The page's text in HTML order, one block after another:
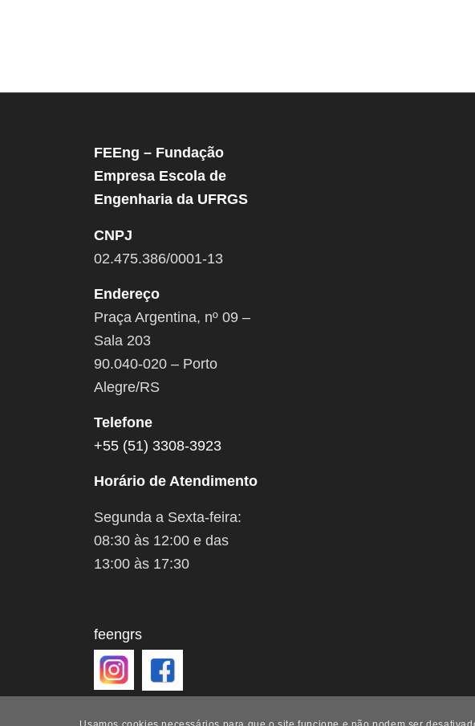
FEEng – Fundação
Empresa Escola de
Engenharia da UFRGS
CNPJ
02.475.386/0001-13
Endereço
Praça Argentina, nº 09 –
Sala 203
90.040-020 – Porto
Alegre/RS
Telefone
+55 (51) 3308-3923
Horário de Atendimento
Segunda a Sexta-feira:
08:30 às 12:00 e das
13:00 às 17:30
feengrs